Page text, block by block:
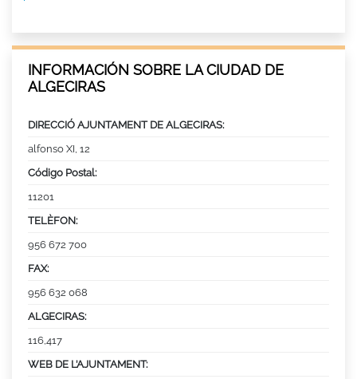
INFORMACIÓN SOBRE LA CIUDAD DE
ALGECIRAS
DIRECCIÓ AJUNTAMENT DE ALGECIRAS:
alfonso XI, 12
Código Postal:
11201
TELÈFON:
956 672 700
FAX:
956 632 068
ALGECIRAS:
116,417
WEB DE L’AJUNTAMENT: